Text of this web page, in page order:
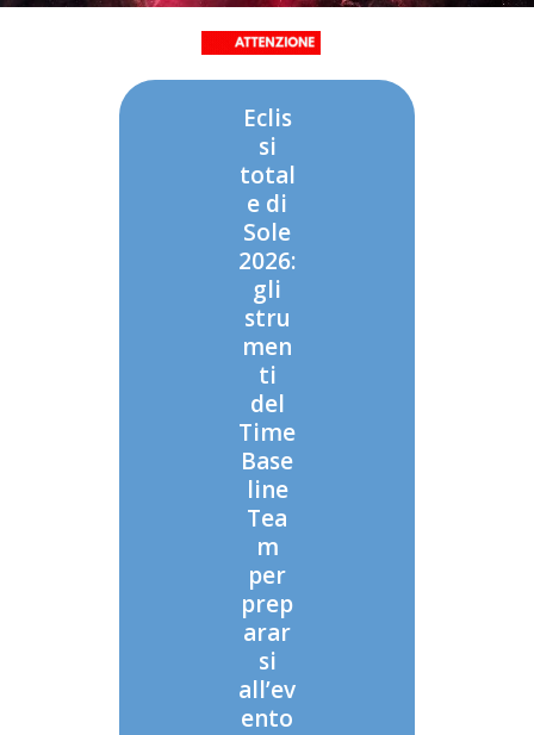
Eclis
si
total
e di
Sole
2026:
gli
stru
men
ti
del
Time
Base
line
Tea
m
per
prep
arar
si
all’ev
ento